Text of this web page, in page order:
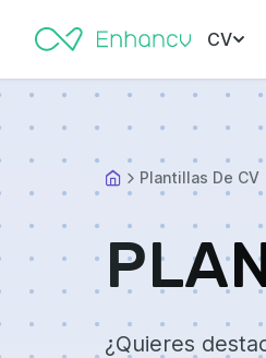
CV
Plantillas De CV
¿Quieres